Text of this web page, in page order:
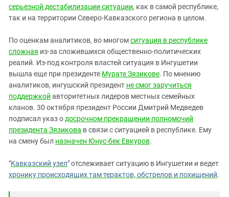
серьезной дестабилизации ситуации, как в самой республике,
так и на территории Северо-Кавказского региона в целом.
По оценкам аналитиков, во многомситуация в республике
сложная из-за сложившихся общественно-политических
реалий. Из-под контроля властей ситуация в Ингушетии
вышла еще при президенте Мурате Зязикове. По мнению
аналитиков, ингушский президент не смог заручиться
поддержкой авторитетных лидеров местных семейных
кланов. 30 октября президент России Дмитрий Медведев
подписал указ о досрочном прекращении полномочий
президента Зязикова в связи с ситуацией в республике. Ему
на смену был назначен Юнус-бек Евкуров.
"Кавказский узел" отслеживает ситуацию в Ингушетии и ведет
хронику происходящих там терактов, обстрелов и похищений.